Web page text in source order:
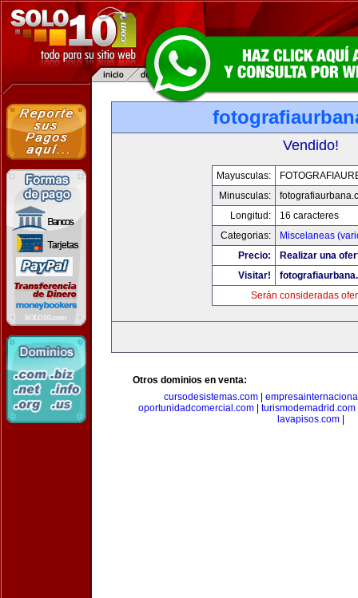
Vendido!
Mayusculas:
Minusculas:
Longitud:
16 caracteres
Categorias:
Miscelaneas
Precio:
Realizar una
Visitar!
Serán consideradas
Otros dominios en venta:
cursodesistemas.com
oportunidadcomercial.com
turismodemadrid.com
lavapisos.com